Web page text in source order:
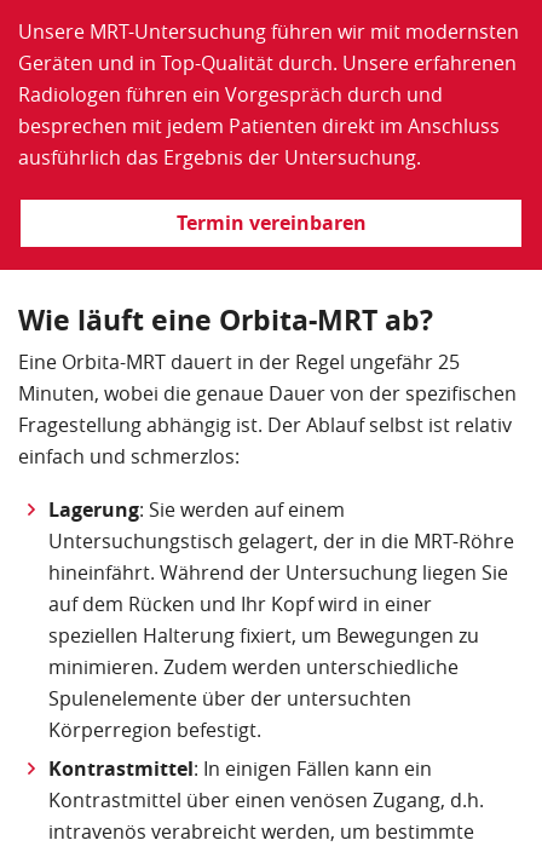
Unsere MRT-Untersuchung führen wir mit modernsten
Geräten und in Top-Qualität durch. Unsere erfahrenen
Radiologen führen ein Vorgespräch durch und
besprechen mit jedem Patienten direkt im Anschluss
ausführlich das Ergebnis der Untersuchung.
Termin vereinbaren
Wie läuft eine Orbita-MRT ab?
Eine Orbita-MRT dauert in der Regel ungefähr 25
Minuten, wobei die genaue Dauer von der spezifischen
Fragestellung abhängig ist. Der Ablauf selbst ist relativ
einfach und schmerzlos:
Lagerung: Sie werden auf einem
Untersuchungstisch gelagert, der in die MRT-Röhre
hineinfährt. Während der Untersuchung liegen Sie
auf dem Rücken und Ihr Kopf wird in einer
speziellen Halterung fixiert, um Bewegungen zu
minimieren. Zudem werden unterschiedliche
Spulenelemente über der untersuchten
Körperregion befestigt.
Kontrastmittel: In einigen Fällen kann ein
Kontrastmittel über einen venösen Zugang, d.h.
intravenös verabreicht werden, um bestimmte